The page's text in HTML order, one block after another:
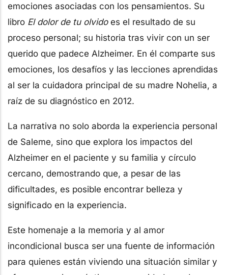
emociones asociadas con los pensamientos. Su
libro El dolor de tu olvidoes el resultado de su
proceso personal; su historia tras vivir con un ser
querido que padece Alzheimer. En él comparte sus
emociones, los desafíos y las lecciones aprendidas
al ser la cuidadora principal de su madre Nohelia, a
raíz de su diagnóstico en 2012.
La narrativa no solo aborda la experiencia personal
de Saleme, sino que explora los impactos del
Alzheimer en el paciente y su familia y círculo
cercano, demostrando que, a pesar de las
dificultades, es posible encontrar belleza y
significado en la experiencia.
Este homenaje a la memoria y al amor
incondicional busca ser una fuente de información
para quienes están viviendo una situación similar y